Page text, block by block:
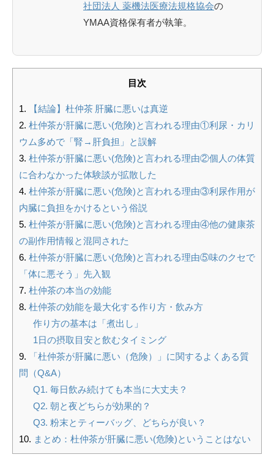
社団法人 薬機法医療法規格協会の
YMAA資格保有者が執筆。
目次
【結論】杜仲茶 肝臓に悪いは真逆
杜仲茶が肝臓に悪い(危険)と言われる理由①利尿・カリ
ウム多めで「腎→肝負担」と誤解
杜仲茶が肝臓に悪い(危険)と言われる理由②個人の体質
に合わなかった体験談が拡散した
杜仲茶が肝臓に悪い(危険)と言われる理由③利尿作用が
内臓に負担をかけるという俗説
杜仲茶が肝臓に悪い(危険)と言われる理由④他の健康茶
の副作用情報と混同された
杜仲茶が肝臓に悪い(危険)と言われる理由⑤味のクセで
「体に悪そう」先入観
杜仲茶の本当の効能
杜仲茶の効能を最大化する作り方・飲み方
作り方の基本は「煮出し」
1日の摂取目安と飲むタイミング
「杜仲茶が肝臓に悪い（危険）」に関するよくある質
問（Q&A）
Q1. 毎日飲み続けても本当に大丈夫？
Q2. 朝と夜どちらが効果的？
Q3. 粉末とティーバッグ、どちらが良い？
まとめ：杜仲茶が肝臓に悪い(危険)ということはない